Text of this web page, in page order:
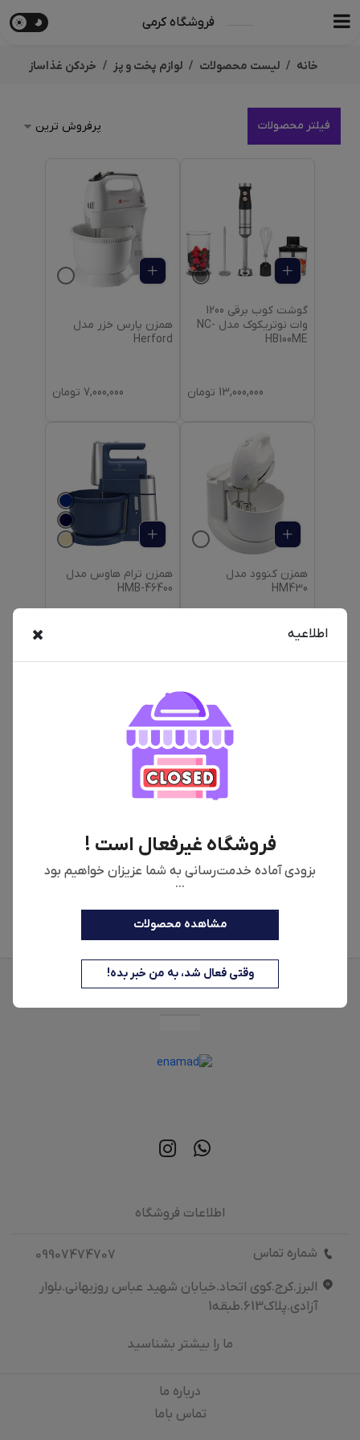
فروشگاه کرمی
اطلاعیه
فروشگاه غیرفعال است !
بزودی آماده خدمت‌رسانی به شما عزیزان خواهیم بود
...
مشاهده محصولات
وقتی فعال شد، به من خبر بده!
خانه لیست محصولات لوازم پخت و پز خردکن غذاساز
فیلتر محصولات
گوشت کوب برقی 1200
وات نوتریکوک مدل ‎NC-
HB100ME
13,000,000 تومان
همزن پارس خزر مدل
Herford
7,000,000 تومان
همزن کنوود مدل
HM430
همزن ترام هاوس مدل
HMB-46400
مدل MG-40151
10,500,000
اطلاعات فروشگاه
شماره تماس
09907474707
البرز.کرج.کوی اتحاد.خیابان شهید عباس روزبهانی.بلوار
آزادی.پلاک613.طبقه1
ما را بیشتر بشناسید
درباره‌ ما
تماس باما